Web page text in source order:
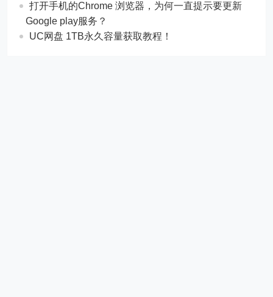
打开手机的Chrome 浏览器，为何一直提示要更新
Google play服务？
UC网盘 1TB永久容量获取教程！